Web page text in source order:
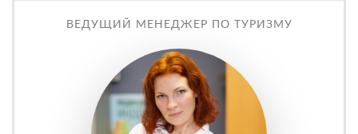
ВЕДУЩИЙ МЕНЕДЖЕР ПО ТУРИЗМУ